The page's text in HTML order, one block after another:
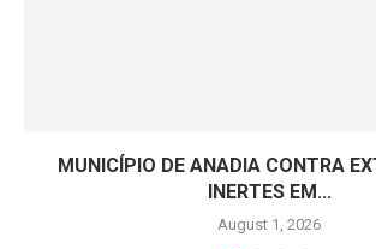
MUNICÍPIO DE ANADIA CONTRA
INERTES EM...
August 1, 2026